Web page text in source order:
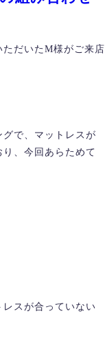
だいたM様がご来店
で、マットレスが
、今回あらためて
スが合っていない